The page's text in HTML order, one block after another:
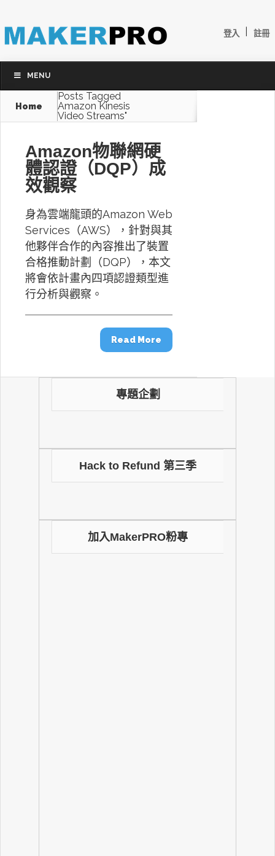
登入 註冊
MENU
Home
Posts Tagged
Amazon Kinesis
Video Streams"
Amazon物聯網硬
體認證（DQP）成
效觀察
身為雲端龍頭的Amazon Web
Services（AWS），針對與其
他夥伴合作的內容推出了裝置
合格推動計劃（DQP），本文
將會依計畫內四項認證類型進
行分析與觀察。
Read More
專題企劃
Hack to Refund 第三季
加入MakerPRO粉專